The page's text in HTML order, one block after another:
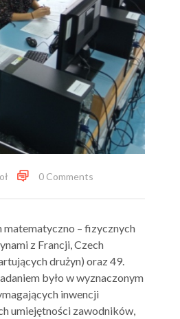
0 Comments
matematyczno – fizycznych
z Francji, Czech
drużyn) oraz 49.
było w wyznaczonym
inwencji
umiejętności zawodników,